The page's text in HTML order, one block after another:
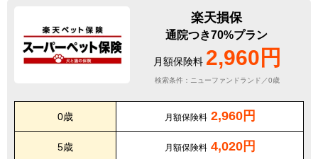
楽天損保
通院つき70%プラン
月額保険料 2,960円
検索条件：ニューファンドランド／0歳
0歳 月額保険料 2,960円
5歳 月額保険料 4,020円